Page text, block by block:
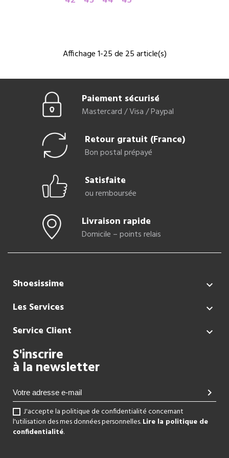
Affichage 1-25 de 25 article(s)
Paiement sécurisé
Mastercard / Visa / Paypal
Retour gratuit (France)
Bon postal prépayé
Satisfaite
ou remboursée
Livraison rapide
Domicile – points relais
Shoesissime 
Les Services 
Service Client 
S'inscrire
à la newsletter
chevron_right
J'accepte la politique de confidentialité concernant
l'utilisation des mes données personnelles.Lire la politique de
confidentialité.